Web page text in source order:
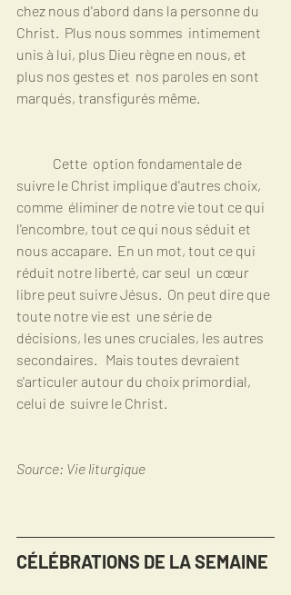
chez nous d'abord dans la personne du
Christ.  Plus nous sommes  intimement
unis à lui, plus Dieu règne en nous, et
plus nos gestes et  nos paroles en sont
marqués, transfigurés même.
suivre le Christ implique d'autres choix,
comme  éliminer de notre vie tout ce qui
l'encombre, tout ce qui nous séduit et
nous accapare.  En un mot, tout ce qui
réduit notre liberté, car seul  un cœur
libre peut suivre Jésus.  On peut dire que
toute notre vie est  une série de
décisions, les unes cruciales, les autres
secondaires.   Mais toutes devraient
s'articuler autour du choix primordial,
celui de  suivre le Christ.
Source: Vie liturgique
CÉLÉBRATIONS DE LA SEMAINE